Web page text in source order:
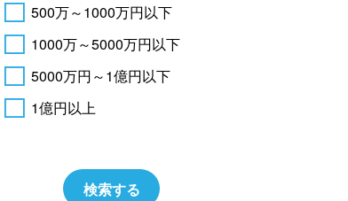
500万～1000万円以下
1000万～5000万円以下
5000万円～1億円以下
1億円以上